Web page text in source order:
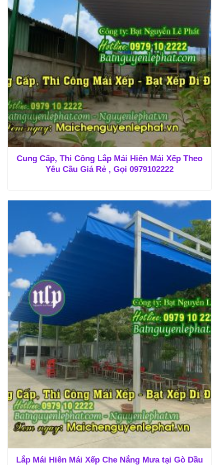
Cung Cấp, Thi Công Lắp Mái Hiên Mái Xếp Theo
Yêu Cầu Giá Rẻ , Gọi 0979102222
Lắp Mái Hiên Mái Xếp Che Nắng Mưa tại Gò Dầu